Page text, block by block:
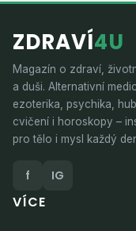
ZDRAVÍ4U
Magazín o zdraví,
a duši. Alternativní
ezoterika, psychika,
cvičení i horoskopy –
pro tělo i mysl každý
f IG
VÍCE